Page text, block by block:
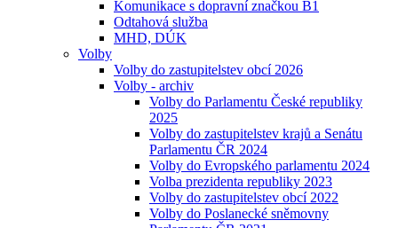
Komunikace s dopravní značkou B1
Odtahová služba
MHD, DÚK
Volby
Volby do zastupitelstev obcí 2026
Volby - archiv
Volby do Parlamentu České republiky
2025
Volby do zastupitelstev krajů a Senátu
Parlamentu ČR 2024
Volby do Evropského parlamentu 2024
Volba prezidenta republiky 2023
Volby do zastupitelstev obcí 2022
Volby do Poslanecké sněmovny